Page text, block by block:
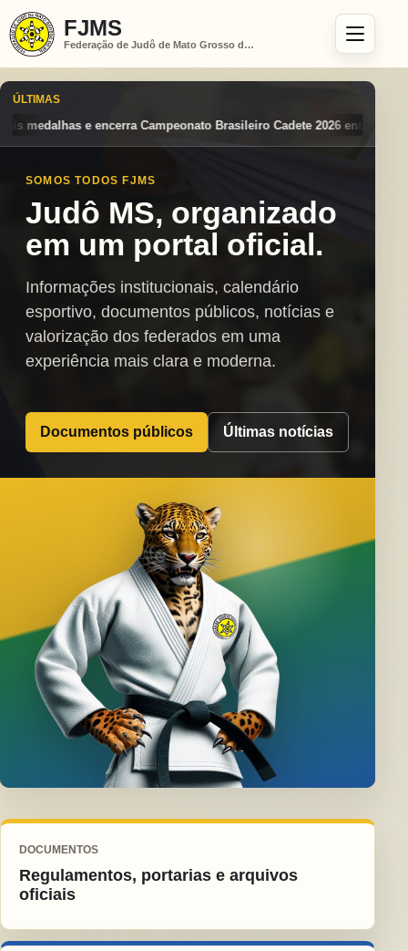
FJMS
Federação de Judô de Mato Grosso do Sul
ÚLTIMAS
Brasileiro Cadete 2026 entre os destaques nacionais Mato Grosso
SOMOS TODOS FJMS
Judô MS, organizado
em um portal oficial.
Informações institucionais, calendário
esportivo, documentos públicos, notícias e
valorização dos federados em uma
experiência mais clara e moderna.
Documentos públicos Últimas notícias
DOCUMENTOS
Regulamentos, portarias e arquivos
oficiais